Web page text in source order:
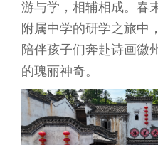
游与学，相辅相成。春
附属中学的研学之旅中
陪伴孩子们奔赴诗画徽
的瑰丽神奇。